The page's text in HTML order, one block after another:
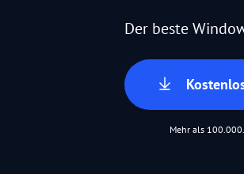
Der beste
Mehr als